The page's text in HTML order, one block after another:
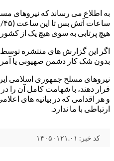
به اطلاع می رساند که نیروهای
هیچ پرتابی به سوی هیچ یک از
اگر این گزارش های منتشره
بدون شک کار دشمن صهیونی یا
نیروهای مسلح جمهوری اسلامی
قرار دهند، با شهامت کامل آن را
و هر اقدامی که در بیانیه های
ارتباطی با ما ندارد.
کد خبر: ۱۴۰۵۰۱۲۱.۰۱